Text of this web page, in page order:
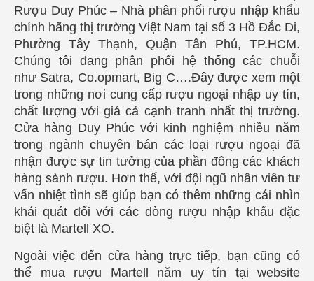
Rượu Duy Phúc – Nhà phân phối rượu nhập khẩu
chính hãng thị trường Việt Nam tại số 3 Hồ Đắc Di,
Phường Tây Thạnh, Quận Tân Phú, TP.HCM.
Chúng tôi đang phân phối hệ thống các chuỗi
như Satra, Co.opmart, Big C….Đây được xem một
trong những nơi cung cấp rượu ngoại nhập uy tín,
chất lượng với giá cả cạnh tranh nhất thị trường.
Cửa hàng Duy Phúc với kinh nghiệm nhiều năm
trong ngành chuyên bán các loại rượu ngoại đã
nhận được sự tin tưởng của phần đông các khách
hàng sành rượu. Hơn thế, với đội ngũ nhân viên tư
vấn nhiệt tình sẽ giúp bạn có thêm những cái nhìn
khái quát đối với các dòng rượu nhập khẩu đặc
biệt là Martell XO.
Ngoài việc đến cửa hàng trực tiếp, bạn cũng có
thể mua rượu Martell năm uy tín tại website